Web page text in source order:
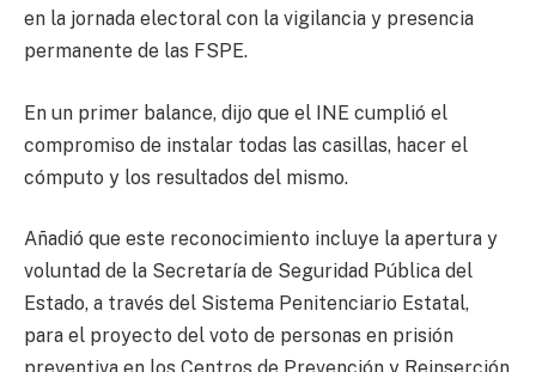
en la jornada electoral con la vigilancia y presencia
permanente de las FSPE.
En un primer balance, dijo que el INE cumplió el
compromiso de instalar todas las casillas, hacer el
cómputo y los resultados del mismo.
Añadió que este reconocimiento incluye la apertura y
voluntad de la Secretaría de Seguridad Pública del
Estado, a través del Sistema Penitenciario Estatal,
para el proyecto del voto de personas en prisión